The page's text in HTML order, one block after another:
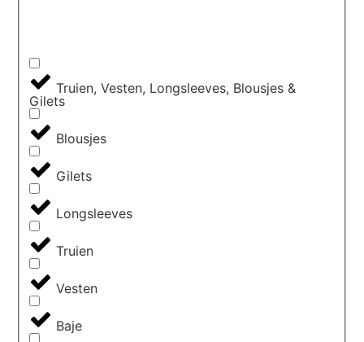
Truien, Vesten, Longsleeves, Blousjes &
Gilets
Blousjes
Gilets
Longsleeves
Truien
Vesten
Baje